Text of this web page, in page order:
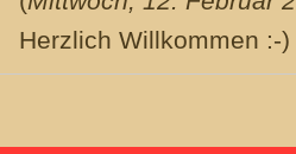
Herzlich Willkommen :-)